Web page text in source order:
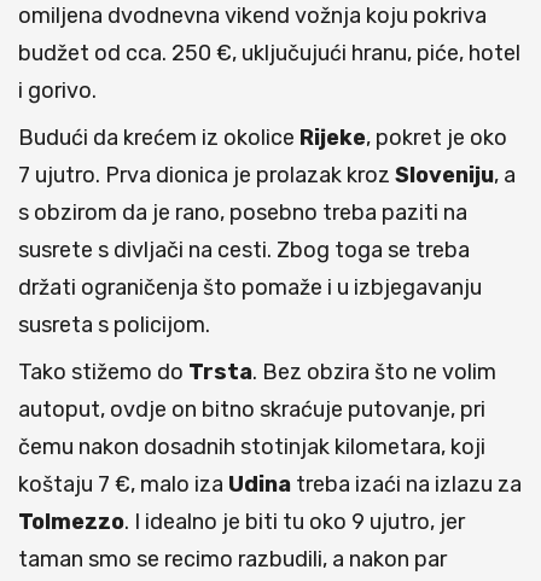
omiljena dvodnevna vikend vožnja koju pokriva
budžet od cca. 250 €, uključujući hranu, piće, hotel
i gorivo.
Budući da krećem iz okolice Rijeke, pokret je oko
7 ujutro. Prva dionica je prolazak kroz Sloveniju, a
s obzirom da je rano, posebno treba paziti na
susrete s divljači na cesti. Zbog toga se treba
držati ograničenja što pomaže i u izbjegavanju
susreta s policijom.
Tako stižemo do Trsta. Bez obzira što ne volim
autoput, ovdje on bitno skraćuje putovanje, pri
čemu nakon dosadnih stotinjak kilometara, koji
koštaju 7 €, malo iza Udina treba izaći na izlazu za
Tolmezzo. I idealno je biti tu oko 9 ujutro, jer
taman smo se recimo razbudili, a nakon par